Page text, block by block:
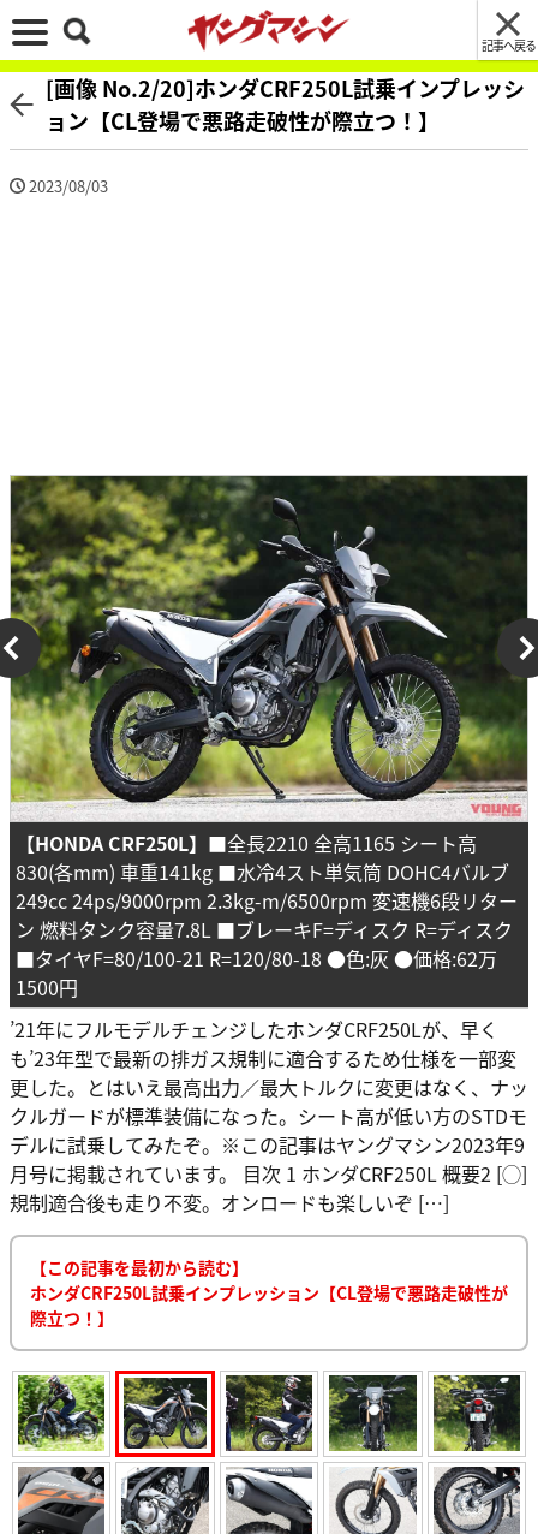
記事へ戻る
[画像 No.2/20]ホンダCRF250L試乗インプレッシ
ョン【CL登場で悪路走破性が際立つ！】
2023/08/03
【HONDA CRF250L】 ■全長2210 全高1165 シート高
830(各mm) 車重141kg ■水冷4スト単気筒 DOHC4バルブ
249cc 24ps/9000rpm 2.3kg-m/6500rpm 変速機6段リター
ン 燃料タンク容量7.8L ■ブレーキF=ディスク R=ディスク
■タイヤF=80/100-21 R=120/80-18 ●色:灰 ●価格:62万
1500円
’21年にフルモデルチェンジしたホンダCRF250Lが、早く
も’23年型で最新の排ガス規制に適合するため仕様を一部変
更した。とはいえ最高出力／最大トルクに変更はなく、ナッ
クルガードが標準装備になった。シート高が低い方のSTDモ
デルに試乗してみたぞ。※この記事はヤングマシン2023年9
月号に掲載されています。 目次 1 ホンダCRF250L 概要2 [◯]
規制適合後も走り不変。オンロードも楽しいぞ […]
【この記事を最初から読む】
ホンダCRF250L試乗インプレッション【CL登場で悪路走破性が
際立つ！】